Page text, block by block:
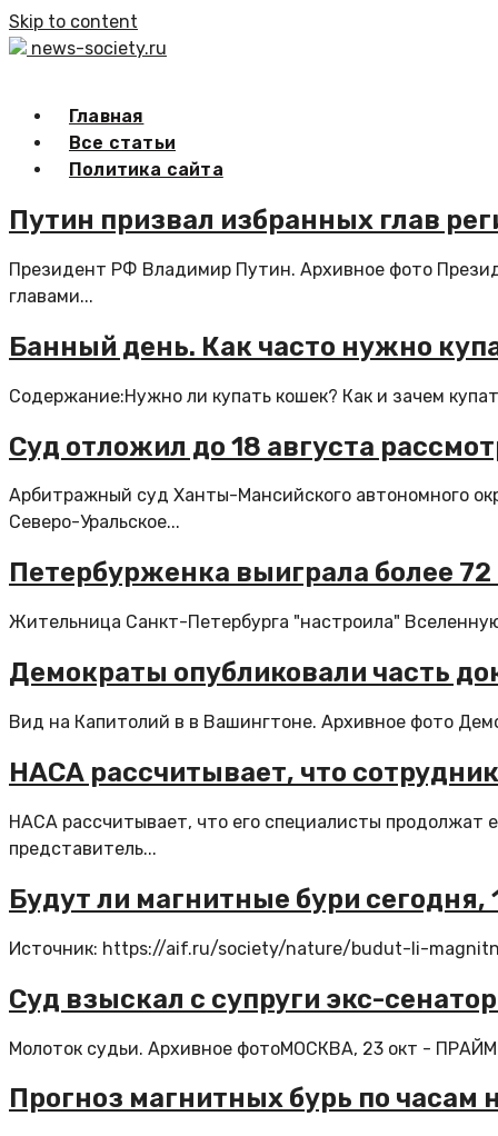
Skip to content
news-society.ru
Главная
Все статьи
Политика сайта
Путин призвал избранных глав
Президент РФ Владимир Путин. Архивное фото
главами...
Банный день. Как часто нужно
Содержание:Нужно ли купать кошек? Как и зачем
Суд отложил до 18 августа
Арбитражный суд Ханты-Мансийского автономного
Северо-Уральское...
Петербурженка выиграла более
Жительница Санкт-Петербурга "настроила"
Демократы опубликовали часть
Вид на Капитолий в в Вашингтоне. Архивное фото
НАСА рассчитывает, что
НАСА рассчитывает, что его специалисты продолжат
представитель...
Будут ли магнитные бури сегодня,
Источник: https://aif.ru/society/nature/budut-li-
Суд взыскал с супруги экс-
Молоток судьи. Архивное фотоМОСКВА, 23 окт -
Прогноз магнитных бурь по часам